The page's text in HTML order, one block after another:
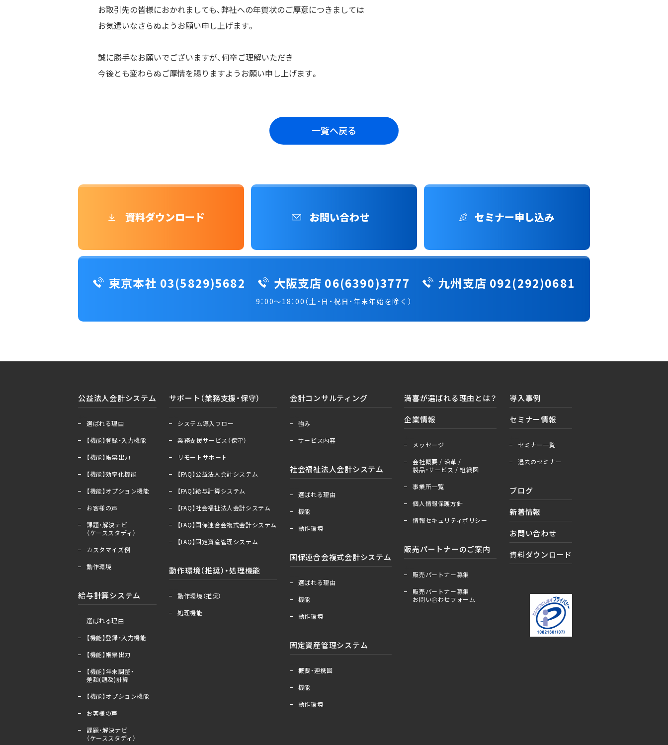
お取引先の皆様におかれましても、弊社への年賀状のご厚意につきましては
お気遣いなさらぬようお願い申し上げます。
誠に勝手なお願いでございますが、何卒ご理解いただき
今後とも変わらぬご厚情を賜りますようお願い申し上げます。
一覧へ戻る
資料ダウンロード お問い合わせ セミナー申し込み
東京本社 03(5829)5682 大阪支店 06(6390)3777 九州支店 092(292)0681
9：00～18：00（土・日・祝日・年末年始を除く）
公益法人会計システム
選ばれる理由
【機能】登録・入力機能
【機能】帳票出力
【機能】効率化機能
【機能】オプション機能
お客様の声
課題・解決ナビ
（ケーススタディ）
カスタマイズ例
動作環境
給与計算システム
選ばれる理由
【機能】登録・入力機能
【機能】帳票出力
【機能】年末調整・
差額(遡及)計算
【機能】オプション機能
お客様の声
課題・解決ナビ
（ケーススタディ）
サポート（業務支援・保守）
システム導入フロー
業務支援サービス（保守）
リモートサポート
【FAQ】公益法人会計システム
【FAQ】給与計算システム
【FAQ】社会福祉法人会計システム
【FAQ】国保連合会複式会計システム
【FAQ】固定資産管理システム
動作環境（推奨）・処理機能
動作環境（推奨）
処理機能
会計コンサルティング
強み
サービス内容
社会福祉法人会計システム
選ばれる理由
機能
動作環境
国保連合会複式会計システム
選ばれる理由
機能
動作環境
固定資産管理システム
概要・連携図
機能
動作環境
満喜が選ばれる理由とは？
企業情報
メッセージ
会社概要 / 沿革 /
製品・サービス / 組織図
事業所一覧
個人情報保護方針
情報セキュリティポリシー
販売パートナーのご案内
販売パートナー募集
販売パートナー募集
お問い合わせフォーム
導入事例
セミナー情報
セミナー一覧
過去のセミナー
ブログ
新着情報
お問い合わせ
資料ダウンロード